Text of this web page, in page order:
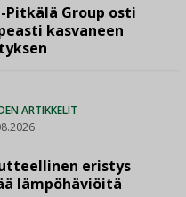
Pitkälä Group osti
kasvaneen
ARTIKKELIT
eristys
lämpöhäviöitä